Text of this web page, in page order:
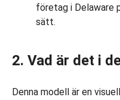
företag i Delaware
sätt.
2. Vad är det i
Denna modell är en